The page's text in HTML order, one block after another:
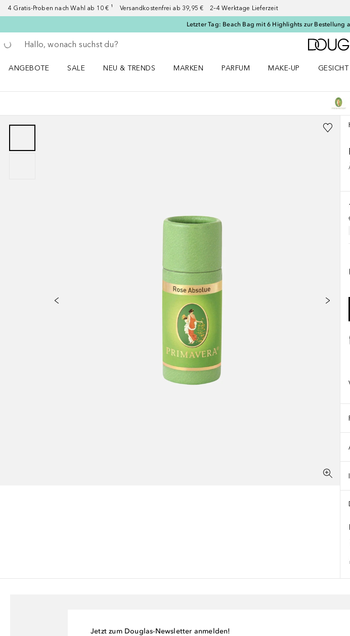
4 Gratis-Proben nach Wahl ab 10 € ¹ Versandkostenfrei ab 39,95 € 2–4 Werktage Lieferzeit
Letzter Tag: Beach Bag mit 6 Highlights zur Bestellung
Gehe zurück
Suche ausführen
ANGEBOTE
SALE
NEU & TRENDS
MARKEN
PARFUM
MAKE-UP
GESICHT
Jetzt zum Douglas-Newsletter anmelden!